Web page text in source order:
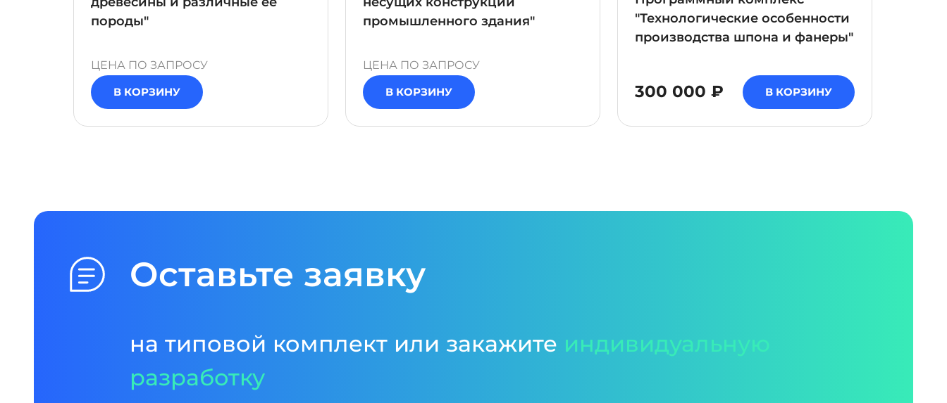
породы"
ЦЕНА ПО ЗАПРОСУ
В КОРЗИНУ
промышленного здания"
ЦЕНА ПО ЗАПРОСУ
В КОРЗИНУ
"Технологические особенности
производства шпона и фанеры"
300 000 ₽ В КОРЗИНУ
Оставьте заявку
на типовой комплект или закажите индивидуальную
разработку